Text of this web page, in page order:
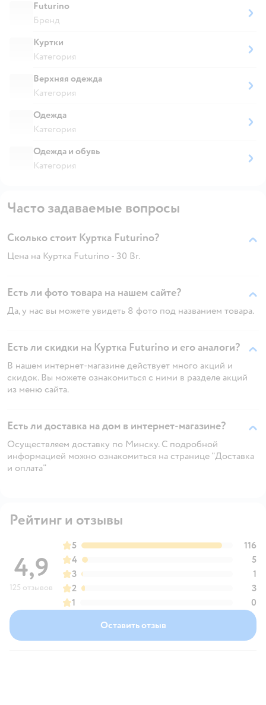
Futurino
Бренд
Куртки
Категория
Верхняя одежда
Категория
Одежда
Категория
Одежда и обувь
Категория
Часто задаваемые вопросы
Сколько стоит Куртка Futurino?
Цена на Куртка Futurino - 30 Br.
Есть ли фото товара на нашем сайте?
Да, у нас вы можете увидеть 8 фото под названием товара.
Есть ли скидки на Куртка Futurino и его аналоги?
В нашем интернет-магазине действует много акций и
скидок. Вы можете ознакомиться с ними в разделе акций
из меню сайта.
Есть ли доставка на дом в интернет-магазине?
Осуществляем доставку по Минску. С подробной
информацией можно ознакомиться на странице "Доставка
и оплата"
Рейтинг и отзывы
4,9
125 отзывов
5
116
4
5
3
1
2
3
1
0
Оставить отзыв